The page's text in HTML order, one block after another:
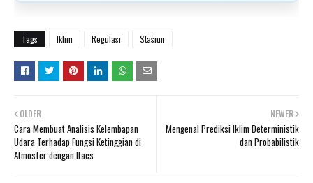
Tags Iklim Regulasi Stasiun
NEWER
Mengenal Prediksi Iklim Deterministik
dan Probabilistik
OLDER
Cara Membuat Analisis Kelembapan
Udara Terhadap Fungsi Ketinggian di
Atmosfer dengan Itacs